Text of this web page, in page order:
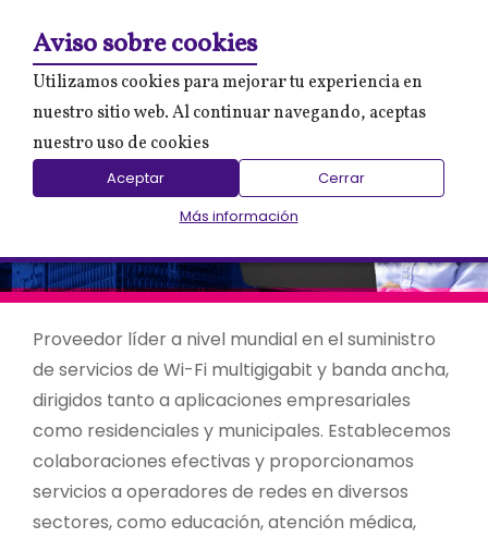
Aviso sobre cookies
Utilizamos cookies para mejorar tu experiencia en
nuestro sitio web. Al continuar navegando, aceptas
nuestro uso de cookies
Aceptar
Cerrar
Más información
Proveedor líder a nivel mundial en el suministro
de servicios de Wi-Fi multigigabit y banda ancha,
dirigidos tanto a aplicaciones empresariales
como residenciales y municipales. Establecemos
colaboraciones efectivas y proporcionamos
servicios a operadores de redes en diversos
sectores, como educación, atención médica,